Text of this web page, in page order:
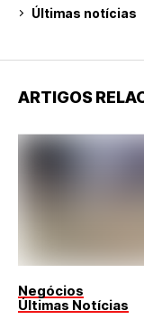
Últimas notícias
ARTIGOS
Negócios
Últimas Notícias